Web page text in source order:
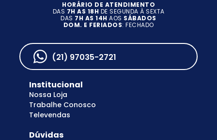
HORÁRIO DE ATENDIMENTO
DAS 7H AS 18H DE SEGUNDA À SEXTA
DAS 7H AS 14H AOS SÁBADOS
DOM. E FERIADOS: FECHADO
(21) 97035-2721
Institucional
Nossa Loja
Trabalhe Conosco
Televendas
Dúvidas